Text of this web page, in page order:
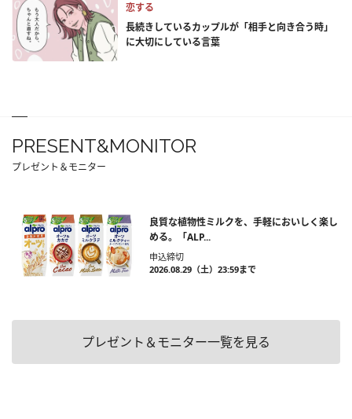
恋する
長続きしているカップルが「相手と向き合う時」
に大切にしている言葉
PRESENT&MONITOR
プレゼント＆モニター
良質な植物性ミルクを、手軽においしく楽し
める。「ALP...
申込締切
2026.08.29（土）23:59まで
プレゼント＆モニター一覧を見る